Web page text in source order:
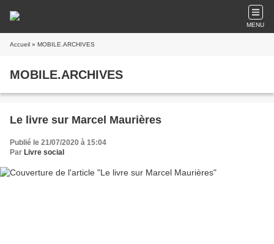
MENU
Accueil » MOBILE.ARCHIVES
MOBILE.ARCHIVES
Le livre sur Marcel Maurières
Publié le 21/07/2020 à 15:04
Par Livre social